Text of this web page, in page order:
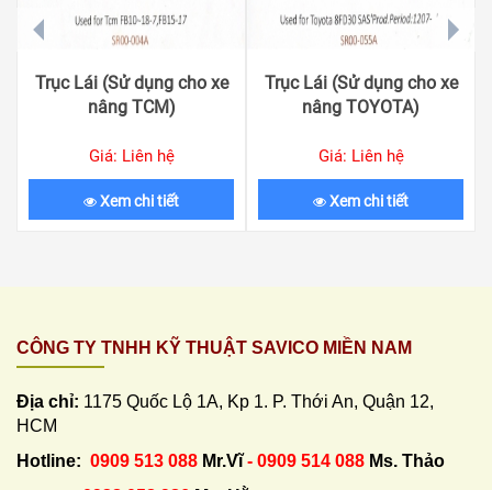
Trục Lái (Sử dụng cho xe
nâng TCM)
Giá: Liên hệ
Xem chi tiết
Trục Lái (Sử dụng cho xe
nâng TOYOTA)
Giá: Liên hệ
Xem chi tiết
prev next
CÔNG TY TNHH KỸ THUẬT SAVICO MIỀN NAM
Địa chỉ: 1175 Quốc Lộ 1A, Kp 1. P. Thới An, Quận 12,
HCM
Hotline: 0909 513 088 Mr.Vĩ- 0909 514 088 Ms. Thảo